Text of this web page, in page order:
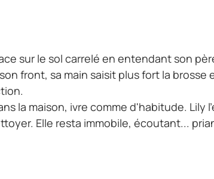
sur le sol carrelé en entendant son
front, sa main saisit plus fort la
la maison, ivre comme d'habitude.
Elle resta immobile, écoutant...